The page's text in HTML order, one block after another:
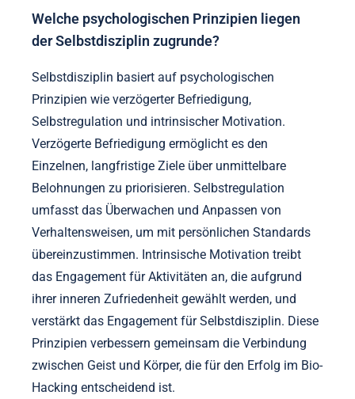
Welche psychologischen Prinzipien liegen
der Selbstdisziplin zugrunde?
Selbstdisziplin basiert auf psychologischen
Prinzipien wie verzögerter Befriedigung,
Selbstregulation und intrinsischer Motivation.
Verzögerte Befriedigung ermöglicht es den
Einzelnen, langfristige Ziele über unmittelbare
Belohnungen zu priorisieren. Selbstregulation
umfasst das Überwachen und Anpassen von
Verhaltensweisen, um mit persönlichen Standards
übereinzustimmen. Intrinsische Motivation treibt
das Engagement für Aktivitäten an, die aufgrund
ihrer inneren Zufriedenheit gewählt werden, und
verstärkt das Engagement für Selbstdisziplin. Diese
Prinzipien verbessern gemeinsam die Verbindung
zwischen Geist und Körper, die für den Erfolg im Bio-
Hacking entscheidend ist.